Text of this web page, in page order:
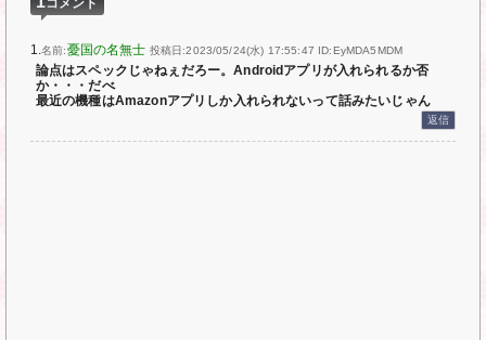
コメント
1.名前:憂国の名無士 投稿日:2023/05/24(水) 17:55:47 ID:EyMDA5MDM
論点はスペックじゃねぇだろー。Androidアプリが入れられるか否
か・・・だべ
最近の機種はAmazonアプリしか入れられないって話みたいじゃん
返信